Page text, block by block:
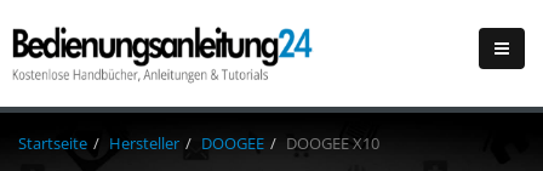
Startseite Hersteller DOOGEE DOOGEE X10